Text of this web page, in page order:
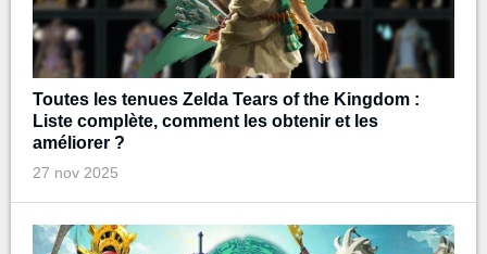
Toutes les tenues Zelda Tears of the Kingdom :
Liste complète, comment les obtenir et les
améliorer ?
27 nov 2025